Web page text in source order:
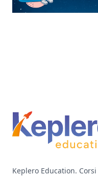
Keplero Education.